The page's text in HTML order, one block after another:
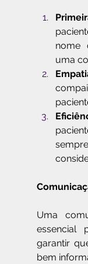
nome
uma
Uma
essencial
garantir
bem